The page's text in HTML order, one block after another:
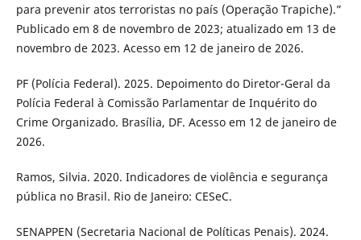
para prevenir atos terroristas no país (Operação Trapiche).”
Publicado em 8 de novembro de 2023; atualizado em 13 de
novembro de 2023. Acesso em 12 de janeiro de 2026.
PF (Polícia Federal). 2025. Depoimento do Diretor-Geral da
Polícia Federal à Comissão Parlamentar de Inquérito do
Crime Organizado. Brasília, DF. Acesso em 12 de janeiro de
2026.
Ramos, Silvia. 2020. Indicadores de violência e segurança
pública no Brasil. Rio de Janeiro: CESeC.
SENAPPEN (Secretaria Nacional de Políticas Penais). 2024.